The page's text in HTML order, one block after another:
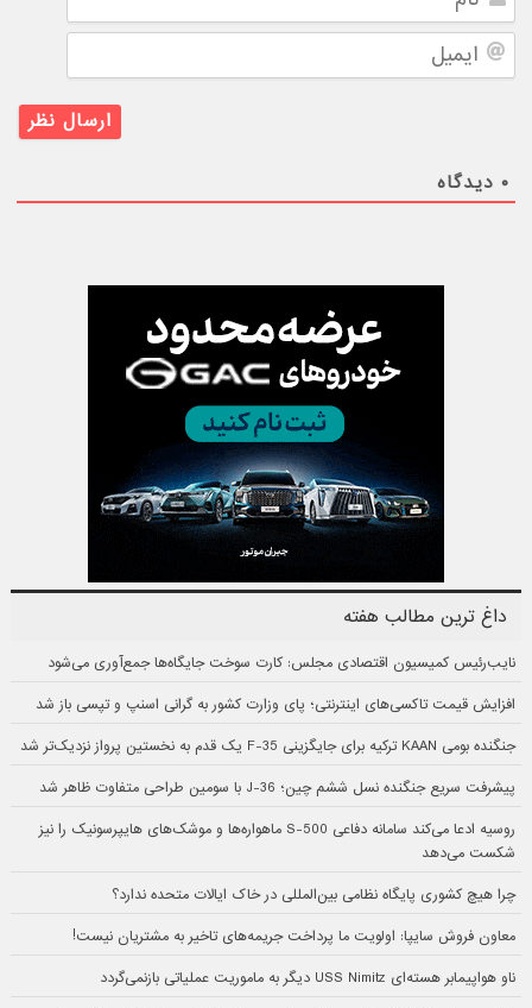
۰ دیدگاه
داغ ترین مطالب هفته
نایب‌رئیس کمیسیون اقتصادی مجلس: کارت سوخت جایگاه‌ها جمع‌آوری می‌شود
افزایش قیمت تاکسی‌های اینترنتی؛ پای وزارت کشور به گرانی اسنپ و تپسی باز شد
جنگنده بومی KAAN ترکیه برای جایگزینی F-35 یک قدم به نخستین پرواز نزدیک‌تر شد
پیشرفت سریع جنگنده نسل ششم چین؛ J-36 با سومین طراحی متفاوت ظاهر شد
روسیه ادعا می‌کند سامانه دفاعی S-500 ماهواره‌ها و موشک‌های هایپرسونیک را نیز
شکست می‌دهد
چرا هیچ کشوری پایگاه نظامی بین‌المللی در خاک ایالات متحده ندارد؟
معاون فروش سایپا: اولویت ما پرداخت جریمه‌های تاخیر به مشتریان نیست!
ناو هواپیمابر هسته‌ای USS Nimitz دیگر به ماموریت عملیاتی بازنمی‌گردد